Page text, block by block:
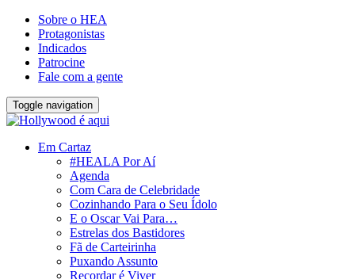
Sobre o HEA
Protagonistas
Indicados
Patrocine
Fale com a gente
Toggle navigation
Em Cartaz
#HEALA Por Aí
Agenda
Com Cara de Celebridade
Cozinhando Para o Seu Ídolo
E o Oscar Vai Para…
Estrelas dos Bastidores
Fã de Carteirinha
Puxando Assunto
Recordar é Viver